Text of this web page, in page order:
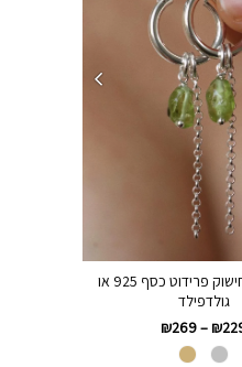
כליל-עגילי חישוק פרידוט כסף 925 או
גולדפילד
₪
–
₪269